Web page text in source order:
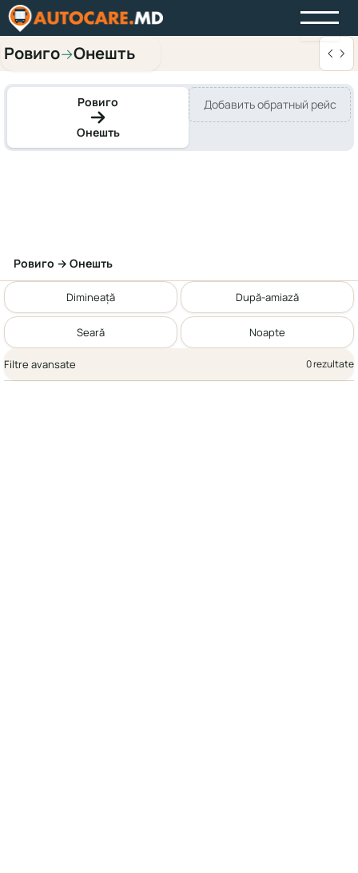
Ровиго→Онешть
Ровиго
Онешть
Добавить обратный рейс
Ровиго → Онешть
Dimineață După-amiază
Seară Noapte
Filtre avansate 0 rezultate